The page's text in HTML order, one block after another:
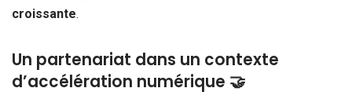
croissante.
Un partenariat dans un contexte
d’accélération numérique 🤝